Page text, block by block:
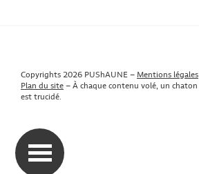
Copyrights 2026 PUShAUNE – Mentions légales
Plan du site–À chaque contenu volé, un chaton
est trucidé.